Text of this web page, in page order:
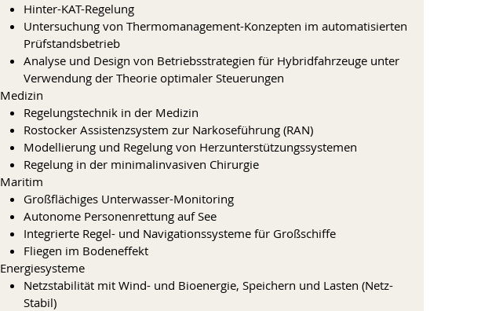
Hinter-KAT-Regelung
Untersuchung von Thermomanagement-Konzepten im automatisierten
Prüfstandsbetrieb
Analyse und Design von Betriebsstrategien für Hybridfahrzeuge unter
Verwendung der Theorie optimaler Steuerungen
Medizin
Regelungstechnik in der Medizin
Rostocker Assistenzsystem zur Narkoseführung (RAN)
Modellierung und Regelung von Herzunterstützungssystemen
Regelung in der minimalinvasiven Chirurgie
Maritim
Großflächiges Unterwasser-Monitoring
Autonome Personenrettung auf See
Integrierte Regel- und Navigationssysteme für Großschiffe
Fliegen im Bodeneffekt
Energiesysteme
Netzstabilität mit Wind- und Bioenergie, Speichern und Lasten (Netz-
Stabil)